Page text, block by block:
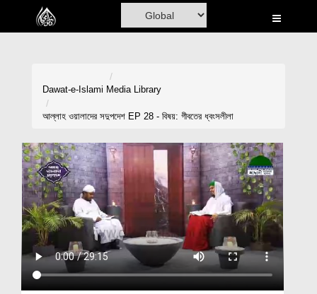
Home
Volunteer Portal
Rohani Ilaj
Donation
Blog
Magazine
Dawat-e-Islami Media Library
আল্লাহ ওয়ালাদের সদুপদেশ EP 28 - বিষয়: গীবতের ধ্বংসলীলা